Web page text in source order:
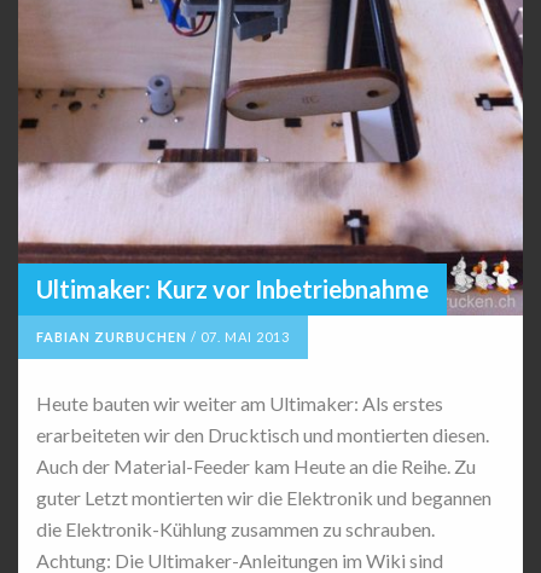
Ultimaker: Kurz vor Inbetriebnahme
FABIAN ZURBUCHEN / 07. MAI 2013
Heute bauten wir weiter am Ultimaker: Als erstes
erarbeiteten wir den Drucktisch und montierten diesen.
Auch der Material-Feeder kam Heute an die Reihe. Zu
guter Letzt montierten wir die Elektronik und begannen
die Elektronik-Kühlung zusammen zu schrauben.
Achtung: Die Ultimaker-Anleitungen im Wiki sind